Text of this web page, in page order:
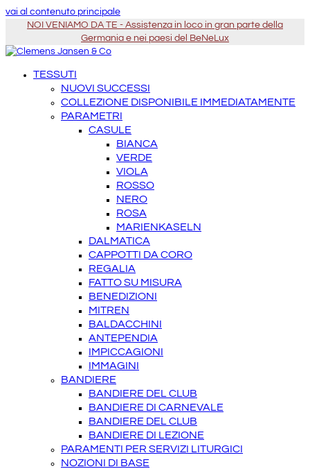
vai al contenuto principale
NOI VENIAMO DA TE - Assistenza in loco in gran parte della
Germania e nei paesi del BeNeLux
TESSUTI
NUOVI SUCCESSI
COLLEZIONE DISPONIBILE IMMEDIATAMENTE
PARAMETRI
CASULE
BIANCA
VERDE
VIOLA
ROSSO
NERO
ROSA
MARIENKASELN
DALMATICA
CAPPOTTI DA CORO
REGALIA
FATTO SU MISURA
BENEDIZIONI
MITREN
BALDACCHINI
ANTEPENDIA
IMPICCAGIONI
IMMAGINI
BANDIERE
BANDIERE DEL CLUB
BANDIERE DI CARNEVALE
BANDIERE DEL CLUB
BANDIERE DI LEZIONE
PARAMENTI PER SERVIZI LITURGICI
NOZIONI DI BASE